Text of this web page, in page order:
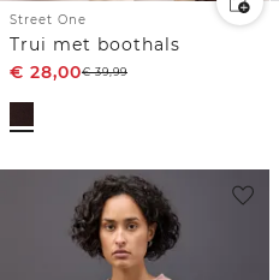
Street One
Trui met boothals
€ 28,00€39,99